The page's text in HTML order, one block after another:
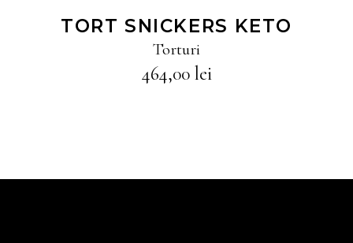
TORT SNICKERS KETO
Torturi
464,00 lei